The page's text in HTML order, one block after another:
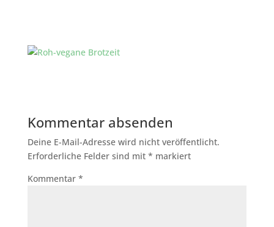
Kommentar absenden
Deine E-Mail-Adresse wird nicht veröffentlicht.
Erforderliche Felder sind mit * markiert
Kommentar *